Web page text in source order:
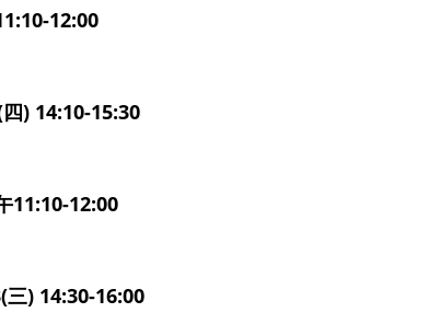
12:00
) 14:10-15:30
11:10-12:00
) 14:30-16:00